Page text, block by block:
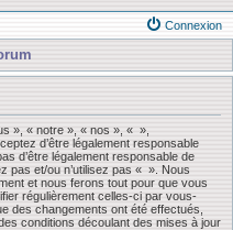
Connexion
», « notre », « nos », « »,
d’être légalement responsable
d’être légalement responsable de
pas et/ou n’utilisez pas « ». Nous
et nous ferons tout pour que vous
régulièrement celles-ci par vous-
des changements ont été effectués,
conditions découlant des mises à jour